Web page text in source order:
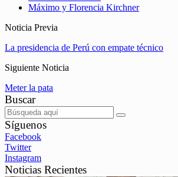
Máximo y Florencia Kirchner
Noticia Previa
La presidencia de Perú con empate técnico
Siguiente Noticia
Meter la pata
Buscar
Síguenos
Facebook
Twitter
Instagram
Noticias Recientes